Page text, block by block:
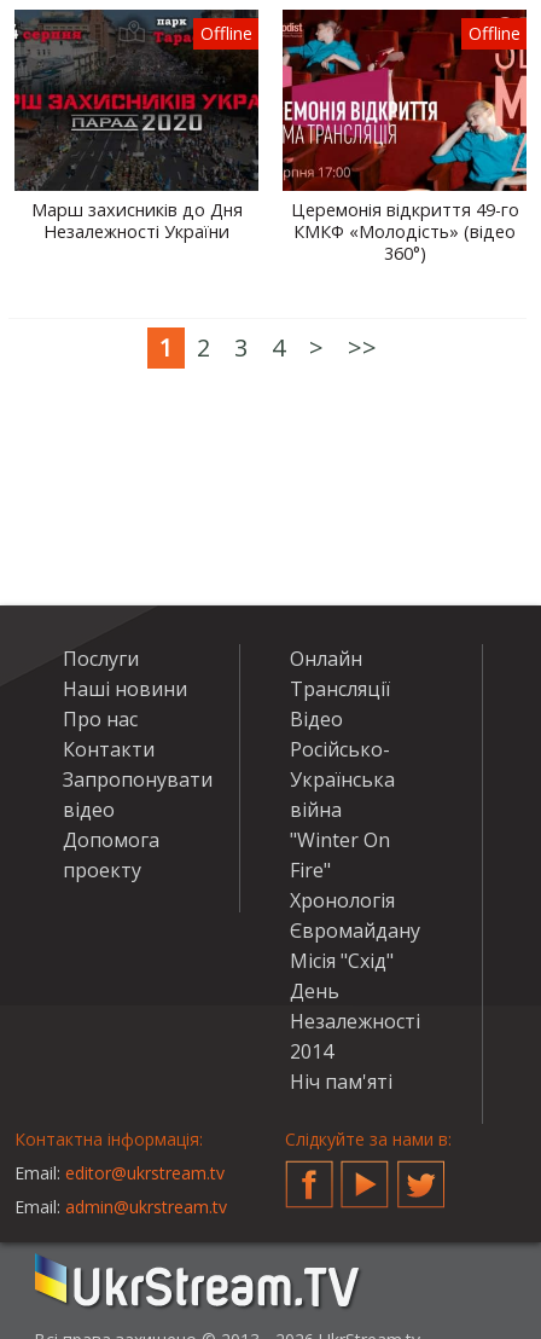
Offline
Марш захисників до Дня
Незалежності України
Offline
Церемонія відкриття 49-го
КМКФ «Молодість» (відео
360°)
1 2 3 4 > >>
Послуги
Наші новини
Про нас
Контакти
Запропонувати
відео
Допомога
проекту
Онлайн
Трансляції
Відео
Російсько-
Українська
війна
"Winter On
Fire"
Хронологія
Євромайдану
Місія "Схід"
День
Незалежності
2014
Ніч пам'яті
Контактна інформація:
Email: editor@ukrstream.tv
Email: admin@ukrstream.tv
Слідкуйте за нами в:
FacebookYouTubeTwitter